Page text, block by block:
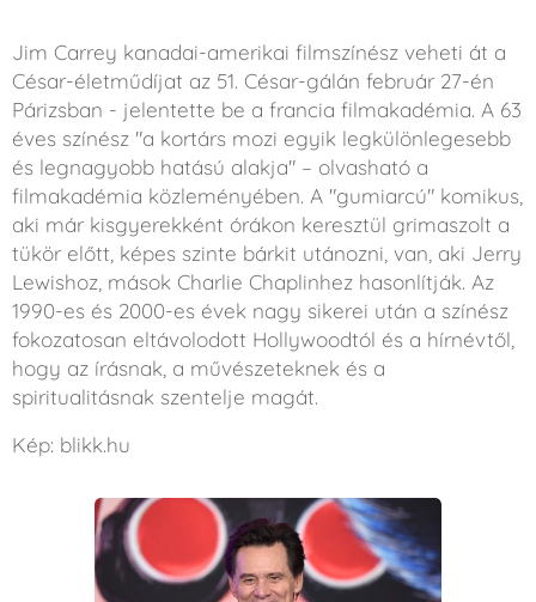
Jim Carrey kanadai-amerikai filmszínész veheti át a
César-életműdíjat az 51. César-gálán február 27-én
Párizsban - jelentette be a francia filmakadémia. A 63
éves színész "a kortárs mozi egyik legkülönlegesebb
és legnagyobb hatású alakja" – olvasható a
filmakadémia közleményében. A "gumiarcú" komikus,
aki már kisgyerekként órákon keresztül grimaszolt a
tükör előtt, képes szinte bárkit utánozni, van, aki Jerry
Lewishoz, mások Charlie Chaplinhez hasonlítják. Az
1990-es és 2000-es évek nagy sikerei után a színész
fokozatosan eltávolodott Hollywoodtól és a hírnévtől,
hogy az írásnak, a művészeteknek és a
spiritualitásnak szentelje magát.
Kép: blikk.hu